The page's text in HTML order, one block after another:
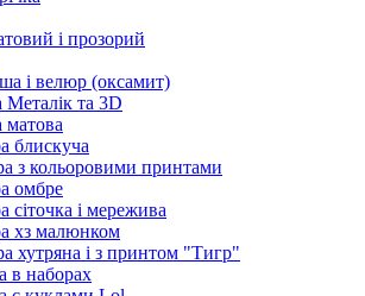
і прозорий
і велюр (оксамит)
Металік та 3D
матова
блискуча
з кольоровими принтами
омбре
сіточка і мережива
хз малюнком
хутряна і з принтом "Тигр"
в наборах